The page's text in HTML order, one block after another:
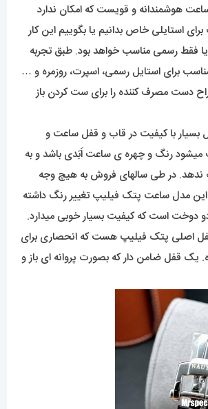
هوشمندانه و قویست که امکان ندارد
استایلی خاص بدانیم یا بگوییم این کار
فقط رسمی مناسب خواهد بود. طبق تجربه
برای استایل رسمی، اسپرت، روزمره و …
دست مصرف کننده را برای ست کردن باز
بسیار با کیفیت در قاب و قفل ساعت و
میشود رنگ و چهره ی ساعت اَبَدی باشد و به
ندهد. در طی سالهای فروش به هیچ وجه
مدل ساعت پتک فیلیپ تغییر رنگ داشته
دوخت است که کیفیت بسیار خوبی میدارد.
اصلی پتک فیلیپ هست که انحصاری برای
یک قفل ضامن دار که بصورت پروانه ای باز و